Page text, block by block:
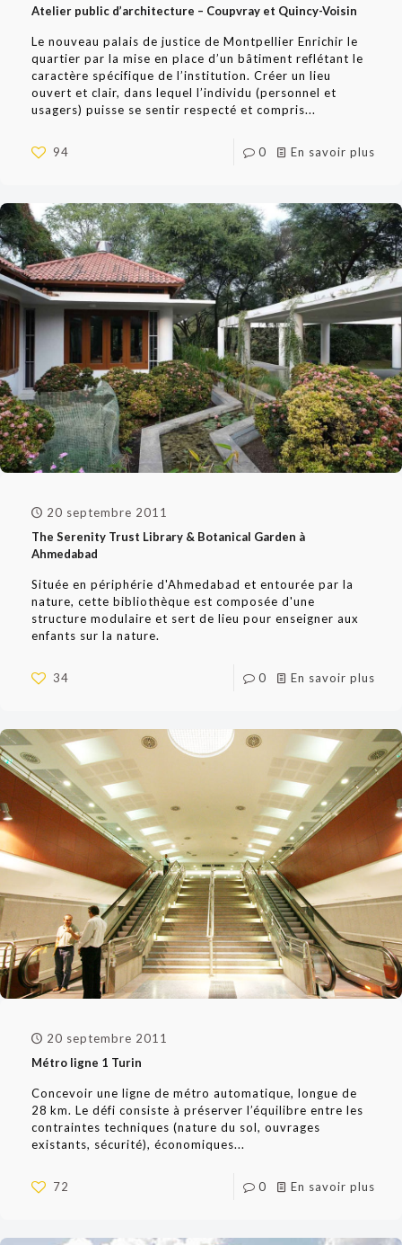
Atelier public d’architecture – Coupvray et Quincy-Voisin
Le nouveau palais de justice de Montpellier Enrichir le
quartier par la mise en place d’un bâtiment reflétant le
caractère spécifique de l’institution. Créer un lieu
ouvert et clair, dans lequel l’individu (personnel et
usagers) puisse se sentir respecté et compris...
94 0 En savoir plus
20 septembre 2011
The Serenity Trust Library & Botanical Garden à
Ahmedabad
Située en périphérie d'Ahmedabad et entourée par la
nature, cette bibliothèque est composée d'une
structure modulaire et sert de lieu pour enseigner aux
enfants sur la nature.
34 0 En savoir plus
20 septembre 2011
Métro ligne 1 Turin
Concevoir une ligne de métro automatique, longue de
28 km. Le défi consiste à préserver l’équilibre entre les
contraintes techniques (nature du sol, ouvrages
existants, sécurité), économiques...
72 0 En savoir plus